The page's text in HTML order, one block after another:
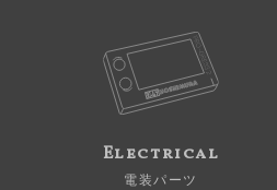
Electrical
電装パーツ